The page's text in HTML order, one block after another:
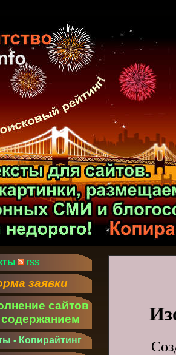
rss
заявки
сайтов
содержанием
- Копирайтинг